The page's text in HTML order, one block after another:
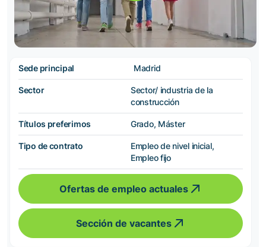
Sede principal Madrid
Sector
Sector/ industria de la
construcción
Títulos preferimos Grado, Máster
Tipo de contrato
Empleo de nivel inicial,
Empleo fijo
Ofertas de empleo actuales
Sección de vacantes